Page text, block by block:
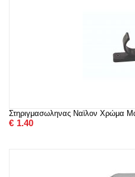
Στηριγμασωληνας Ναϊλον Χρώμα
€ 1.40